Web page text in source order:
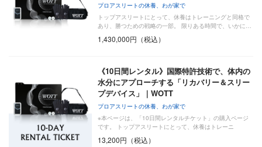
プロアスリートの休養、わが家で
トップアスリートにとって、休養はトレーニングと同格で
あり、勝つための戦略の一部。 限りある時間で、いかに…
1,430,000円（税込）
《10日間レンタル》国際特許技術で、体内の
水分にアプローチする「リカバリー＆スリー
プデバイス」｜WOTT
プロアスリートの休養、わが家で
※本ページは、「10日間レンタルチケット」の購入ページ
です。 トップアスリートにとって、休養はトレーニ
13,200円（税込）